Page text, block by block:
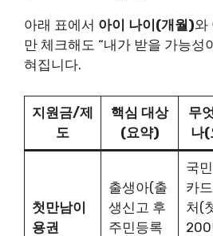
아래 표에서 아이 나이(개월)와
만 체크해도 “내가 받을 가능성
혀집니다.
지원금/제
도
핵심 대상
(요약)
무
나(
첫만남이
용권
출생아(출
생신고 후
주민등록
국
카
처(